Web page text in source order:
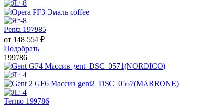
Penta 197985
от 148 554 ₽
Подобрать
199786
Termo 199786